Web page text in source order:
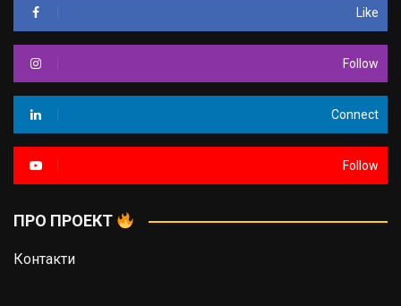
Like
Follow
Connect
Follow
ПРО ПРОЕКТ
Контакти